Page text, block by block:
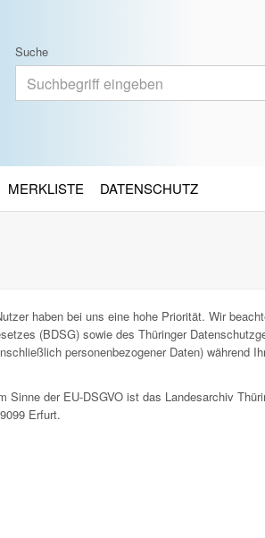
Suche
MERKLISTE DATENSCHUTZ
haben bei uns eine hohe Priorität. Wir
(BDSG) sowie des Thüringer
personenbezogener Daten) während
der EU-DSGVO ist das Landesarchiv
Erfurt.